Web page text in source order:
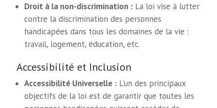
Droit à la non-discrimination : La loi vise à lutter
contre la discrimination des personnes
handicapées dans tous les domaines de la vie :
travail, logement, éducation, etc.
Accessibilité et Inclusion
Accessibilité Universelle : L'un des principaux
objectifs de la loi est de garantir que toutes les